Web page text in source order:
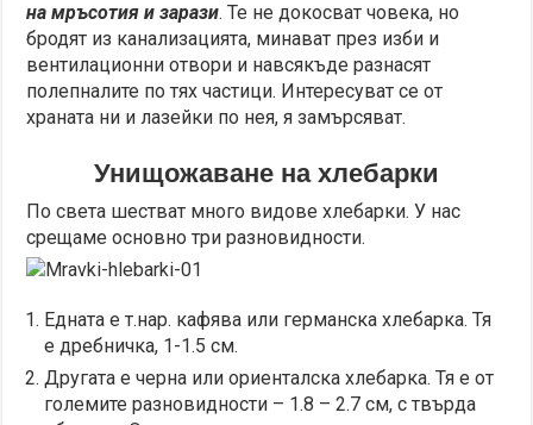
на мръсотия и зарази. Те не докосват човека, но
бродят из канализацията, минават през изби и
вентилационни отвори и навсякъде разнасят
полепналите по тях частици. Интересуват се от
храната ни и лазейки по нея, я замърсяват.
Унищожаване на хлебарки
По света шестват много видове хлебарки. У нас
срещаме основно три разновидности.
Едната е т.нар. кафява или германска хлебарка. Тя
е дребничка, 1-1.5 см.
Другата е черна или ориенталска хлебарка. Тя е от
големите разновидности – 1.8 – 2.7 см, с твърда